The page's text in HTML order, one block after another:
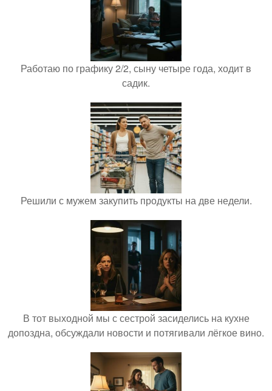
Работаю по графику 2/2, сыну четыре года, ходит в
садик.
Решили с мужем закупить продукты на две недели.
В тот выходной мы с сестрой засиделись на кухне
допоздна, обсуждали новости и потягивали лёгкое вино.